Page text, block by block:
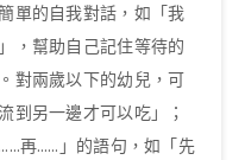
單的自我對話，如「我
，幫助自己記住等待的
對兩歲以下的幼兒，可
到另一邊才可以吃」；
再……」的語句，如「先